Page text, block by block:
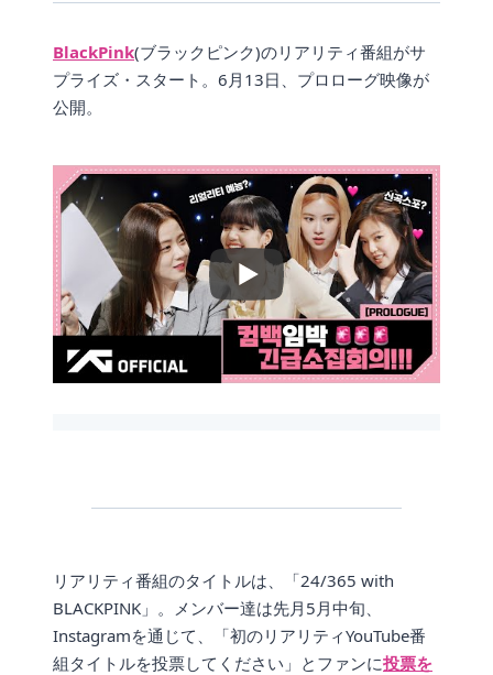
BlackPink(ブラックピンク)のリアリティ番組がサ
プライズ・スタート。6月13日、プロローグ映像が
公開。
リアリティ番組のタイトルは、「24/365 with
BLACKPINK」。メンバー達は先月5月中旬、
Instagramを通じて、「初のリアリティYouTube番
組タイトルを投票してください」とファンに投票を